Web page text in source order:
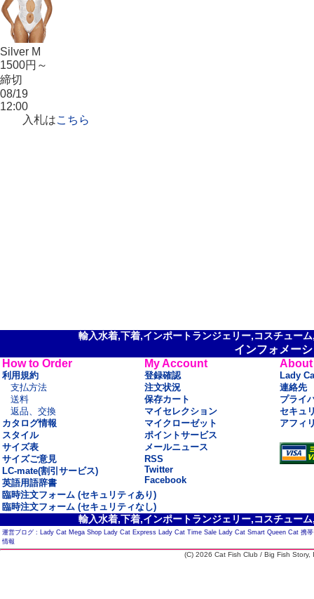
Silver M
1500円～
締切
08/19
12:00
入札はこちら
輸入水着,下着,インポートランジェリー,コスチュー
インフォメー
How to Order
利用規約
支払方法
送料
返品、交換
カタログ情報
スタイル
サイズ表
サイズご意見
LC-mate(割引サービス)
英語用語辞書
My Account
登録確認
注文状況
保存カート
マイセレクション
マイクローゼット
ポイントサービス
メールニュース
RSS
Twitter
Facebook
About
Lady
連絡先
プライ
セキュ
アフィ
臨時注文フォーム (セキュリティあり)
臨時注文フォーム (セキュリティなし)
輸入水着,下着,インポートランジェリー,コスチュー
運営ブログ : Lady Cat Mega Shop Lady Cat Express Lady Cat Time Sale Lady Cat Smart Queen Cat 携
情報
(C) 2026 Cat Fish Club / Big Fish Story,